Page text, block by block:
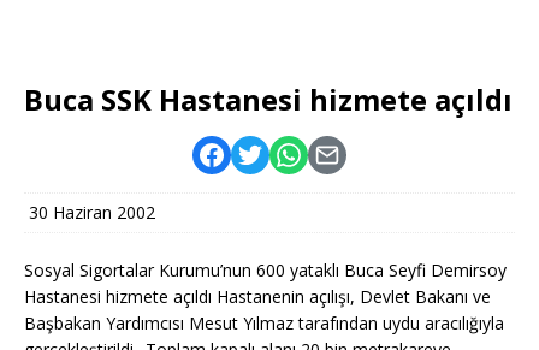
Buca SSK Hastanesi hizmete açıldı
30 Haziran 2002
Sosyal Sigortalar Kurumu’nun 600 yataklı Buca Seyfi Demirsoy
Hastanesi hizmete açıldı Hastanenin açılışı, Devlet Bakanı ve
Başbakan Yardımcısı Mesut Yılmaz tarafından uydu aracılığıyla